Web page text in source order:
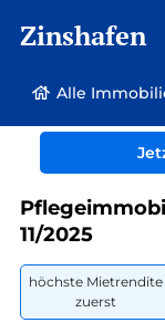
Zinshafen
Alle
Betreutes Wohnen und
11/2025
höchste Mietrendite
zuerst